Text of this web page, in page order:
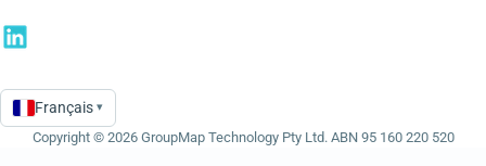
Language
Français ▾
Copyright © 2026 GroupMap Technology Pty Ltd. ABN 95 160 220 520